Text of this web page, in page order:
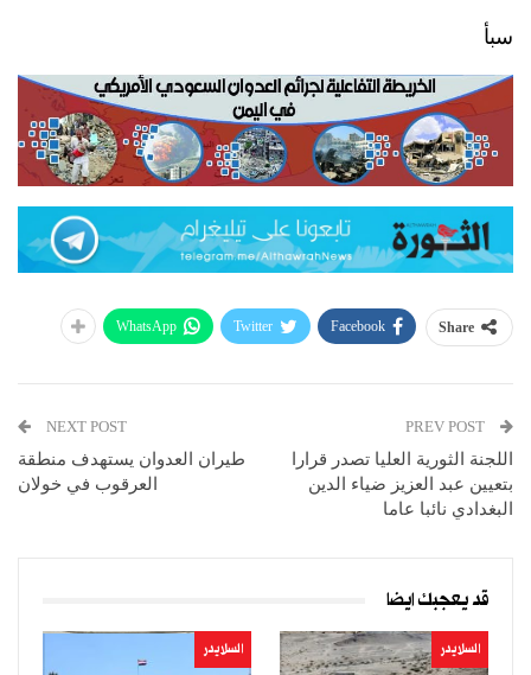
سبأ
Share
Facebook
Twitter
WhatsApp
اللجنة الثورية العليا تصدر قرارا
بتعيين عبد العزيز ضياء الدين
البغدادي نائبا عاما
NEXT POST
طيران العدوان يستهدف منطقة
العرقوب في خولان
قد يعجبك ايضا
السلايدر السلايدر